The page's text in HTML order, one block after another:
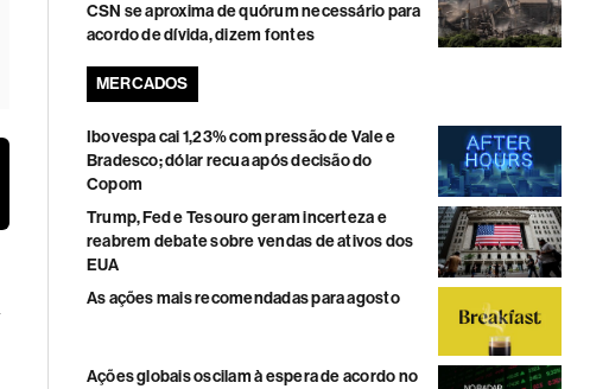
CSN se aproxima de quórum necessário para
acordo de dívida, dizem fontes
MERCADOS
Ibovespa cai 1,23% com pressão de Vale e
Bradesco; dólar recua após decisão do
Copom
Trump, Fed e Tesouro geram incerteza e
reabrem debate sobre vendas de ativos dos
EUA
As ações mais recomendadas para agosto
Ações globais oscilam à espera de acordo no